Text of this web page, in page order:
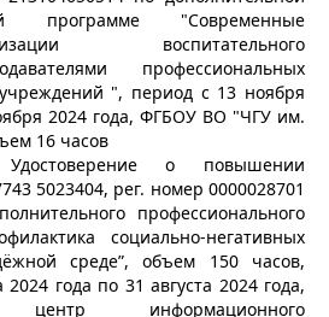
программе "Современные
воспитательного
профессиональных
", период с 13 ноября
2024 года, ФГБОУ ВО "ЧГУ им.
16 часов
о повышении
5023404, рег. номер 0000028701
профессионального
социально-негативных
среде”, объем 150 часов,
года по 31 августа 2024 года,
центр информационного